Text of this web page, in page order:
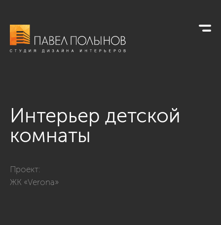
Интерьер детской
комнаты
Проект:
ЖК «Verona»